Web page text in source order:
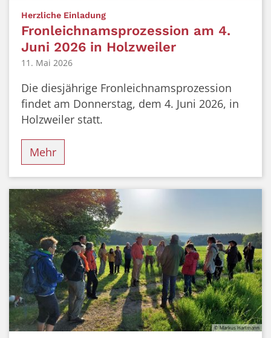
Herzliche Einladung:
Fronleichnamsprozession am 4.
Juni 2026 in Holzweiler
11. Mai 2026
Die diesjährige Fronleichnamsprozession
findet am Donnerstag, dem 4. Juni 2026, in
Holzweiler statt.
Mehr
© Markus Hartmann